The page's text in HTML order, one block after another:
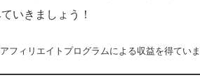
いきましょう！
フィリエイトプログラムによる収益を得てい